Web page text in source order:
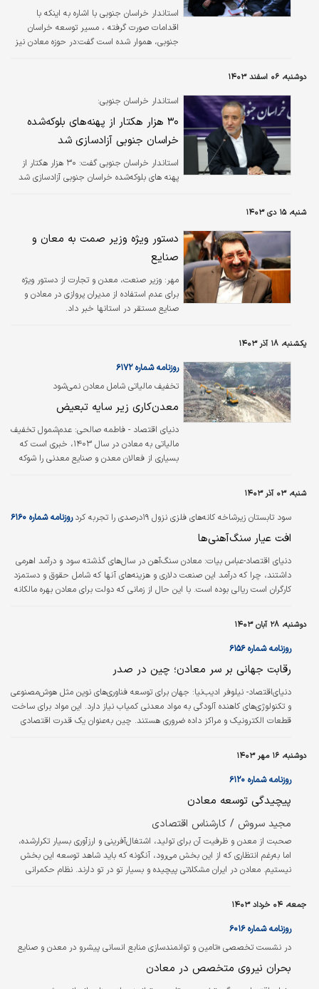
استاندار خراسان جنوبی با اشاره به اینکه با
اقدامات صورت گرفته ، مسیر توسعه خراسان
جنوبی، هموار شده است گفت:در حوزه معادن نیز
دوشنبه، ۰۶ اسفند ۱۴۰۳
استاندار خراسان جنوبی:
۳۰ هزار هکتار از پهنه‌های بلوکه‌شده
خراسان جنوبی آزادسازی شد
استاندار خراسان جنوبی گفت: ۳۰ هزار هکتار از
پهنه‌ های بلوکه‌شده خراسان جنوبی آزادسازی شد
شنبه، ۱۵ دی ۱۴۰۳
دستور ویژه وزیر صمت به معان و
صنایع
مهر: وزیر صنعت، معدن و تجارت از دستور ویژه
برای عدم استفاده از مدیران پروازی در معادن و
صنایع مستقر در استانها خبر داد.
یکشنبه، ۱۸ آذر ۱۴۰۳
تخفیف مالیاتی شامل معادن نمی‌شود
روزنامه شماره ۶۱۷۲
معدن‌کاری زیر سایه تبعیض
دنیای اقتصاد - فاطمه صالحی: عدم‌شمول تخفیف
مالیاتی به معادن در سال ۱۴۰۳، خبری است که
بسیاری از فعالان معدن و صنایع معدنی را شوکه
اقتصاددانان معتقدند که نگاه کوتاه‏‏‌مدت به بخش
نشان می‌دهد که سرمایه‌گذاری در زیرساخت‏‏‌ها،
ایجاد نظام مالیاتی تشویقی و حمایت از معادن
کوچک و متوسط می‏‏‌تواند موجب رشد پایدار…
شنبه، ۰۳ آذر ۱۴۰۳
سود تابستان زیرشاخه کانه‏‏‌های فلزی نزول ۱۹درصدی را تجربه کرد روزنامه شماره ۶۱۶۰
افت عیار سنگ‏‏‌آهنی‏‏‌ها
دنیای اقتصاد-عباس بیات: معادن سنگ‏‏‌آهن در سال‌های گذشته سود و درآمد اهرمی
داشتند، چرا که درآمد این صنعت دلاری و هزینه‏‏‌های آنها که شامل حقوق و دستمزد
کارگران است ریالی بوده است. با این حال از زمانی که دولت برای معادن بهره مالکانه
که متوسط رشد درآمد این صنعت طی ۱۳سال اخیر ۵۴درصد بوده که به‌معنای…
دوشنبه، ۲۸ آبان ۱۴۰۳
روزنامه شماره ۶۱۵۶
رقابت جهانی بر سر معادن؛ چین در صدر
دنیای‌اقتصاد- نیلوفر ادیب‌‌‌‌‌نیا: جهان برای توسعه فناوری‌های نوین مثل هوش‌مصنوعی
و تکنولوژی‌های کاهنده آلودگی به مواد معدنی کمیاب نیاز دارد. این مواد برای ساخت
قطعات الکترونیک و مراکز داده ضروری هستند. چین به‌عنوان یک قدرت اقتصادی
خارجی، گام بزرگی در این جهت برداشتند.
دوشنبه، ۱۶ مهر ۱۴۰۳
روزنامه شماره ۶۱۲۰
پیچیدگی توسعه معادن
مجید سروش / کارشناس اقتصادی
صحبت از معدن و ظرفیت آن برای تولید، اشتغال‌‌‌‌‌‌‌‌آفرینی و ارزآوری بسیار تکرار‌شده،
اما به‌‌‌‌‌‌‌‌‌رغم انتظاری که از این بخش می‌رود، آنگونه که باید شاهد توسعه‌‌‌‌‌‌‌‌ این بخش
نیستیم. معادن در ایران مشکلاتی پیچیده و بسیار تو در تو دارند. نظام حکمرانی
‌‌‌‌‌‌‌‌و در مقررات این حوزه تناقض‌ها و ابهامات زیادی وجود دارد.
جمعه، ۰۴ خرداد ۱۴۰۳
در نشست تخصصی «تامین و توانمندسازی منابع انسانی پیشرو در معدن و صنایع
معدنی» مطرح شد
روزنامه شماره ۶۰۱۶
بحران نیروی متخصص در معادن